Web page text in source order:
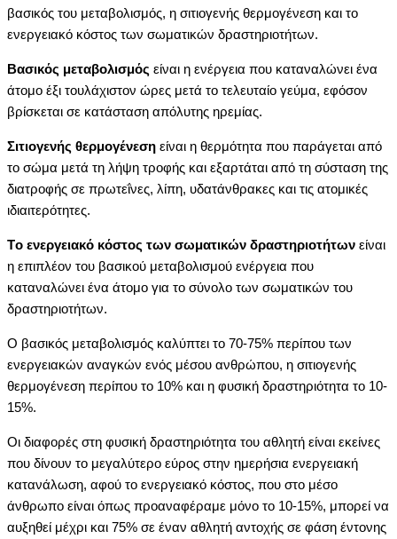
βασικός του μεταβολισμός, η σιτιογενής θερμογένεση και το
ενεργειακό κόστος των σωματικών δραστηριοτήτων.
Bασικός μεταβολισμός είναι η ενέργεια που καταναλώνει ένα
άτομο έξι τουλάχιστον ώρες μετά το τελευταίο γεύμα, εφόσον
βρίσκεται σε κατάσταση απόλυτης ηρεμίας.
Σιτιογενής θερμογένεση είναι η θερμότητα που παράγεται από
το σώμα μετά τη λήψη τροφής και εξαρτάται από τη σύσταση της
διατροφής σε πρωτεΐνες, λίπη, υδατάνθρακες και τις ατομικές
ιδιαιτερότητες.
Tο ενεργειακό κόστος των σωματικών δραστηριοτήτων είναι
η επιπλέον του βασικού μεταβολισμού ενέργεια που
καταναλώνει ένα άτομο για το σύνολο των σωματικών του
δραστηριοτήτων.
O βασικός μεταβολισμός καλύπτει το 70-75% περίπου των
ενεργειακών αναγκών ενός μέσου ανθρώπου, η σιτιογενής
θερμογένεση περίπου το 10% και η φυσική δραστηριότητα το 10-
15%.
Oι διαφορές στη φυσική δραστηριότητα του αθλητή είναι εκείνες
που δίνουν το μεγαλύτερο εύρος στην ημερήσια ενεργειακή
κατανάλωση, αφού το ενεργειακό κόστος, που στο μέσο
άνθρωπο είναι όπως προαναφέραμε μόνο το 10-15%, μπορεί να
αυξηθεί μέχρι και 75% σε έναν αθλητή αντοχής σε φάση έντονης